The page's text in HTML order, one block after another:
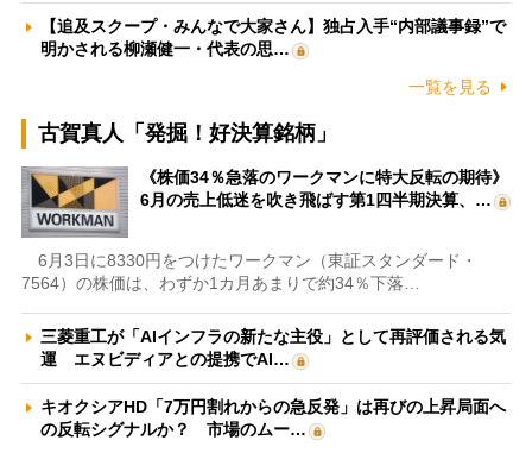
【追及スクープ・みんなで大家さん】独占入手“内部議事録”で
明かされる柳瀬健一・代表の思…
一覧を見る
古賀真人「発掘！好決算銘柄」
《株価34％急落のワークマンに特大反転の期待》
6月の売上低迷を吹き飛ばす第1四半期決算、…
6月3日に8330円をつけたワークマン（東証スタンダード・
7564）の株価は、わずか1カ月あまりで約34％下落…
三菱重工が「AIインフラの新たな主役」として再評価される気
運 エヌビディアとの提携でAI…
キオクシアHD「7万円割れからの急反発」は再びの上昇局面へ
の反転シグナルか？ 市場のムー…